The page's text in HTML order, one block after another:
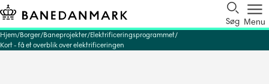
Søg Menu
Hjem Borger Baneprojekter Elektrificeringsprogrammet
Kort - få et overblik over elektrificeringen